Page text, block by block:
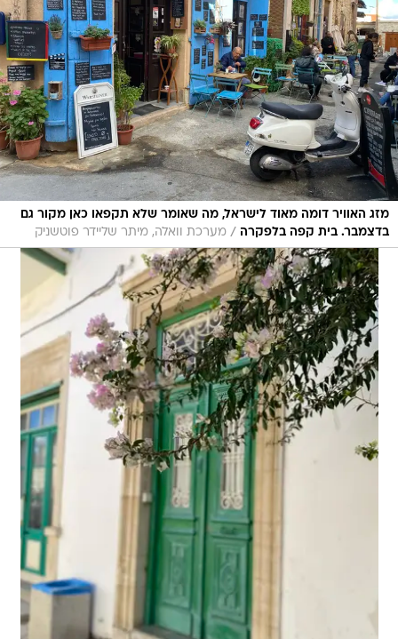
מזג האוויר דומה מאוד לישראל, מה שאומר שלא תקפאו כאן מקור גם
בדצמבר. בית קפה בלפקרה / מערכת וואלה, מיתר שליידר פוטשניק